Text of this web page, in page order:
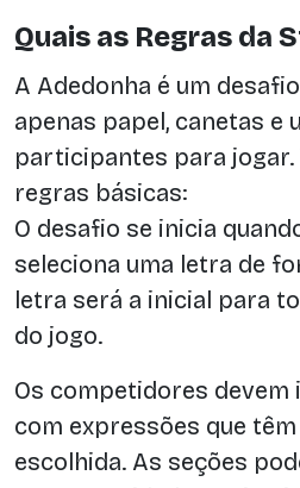
Quais as Regras da
A Adedonha é um
apenas papel, canetas e
participantes para jogar.
regras básicas:
O desafio se inicia
seleciona uma letra de
letra será a inicial para
do jogo.
Os competidores devem
com expressões que
escolhida. As seções